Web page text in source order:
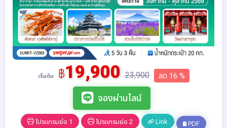
เริ่มต้น ฿19,900 23,900 ลด 16 %
จองผ่านไลน์
โปรแกรมย่อ 1 โปรแกรมย่อ 2 Link PDF